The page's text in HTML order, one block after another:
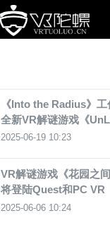
《Into the Radius》
全新VR解谜游戏《
2025-06-19 10:23
VR解谜游戏《花园之
将登陆Quest和PC VR
2025-06-06 10:24